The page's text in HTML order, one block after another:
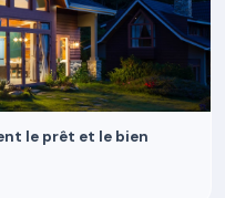
le prêt et le bien